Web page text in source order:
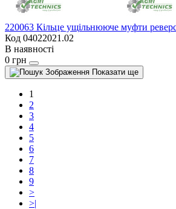
220063 Кільце ущільнююче муфти
Код 04022021.02
В наявності
0 грн
Показати ще
1
2
3
4
5
6
7
8
9
>
>|